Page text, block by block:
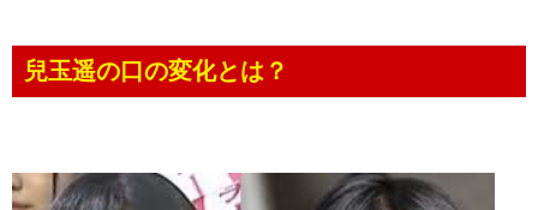
兒玉遥の口の変化とは？